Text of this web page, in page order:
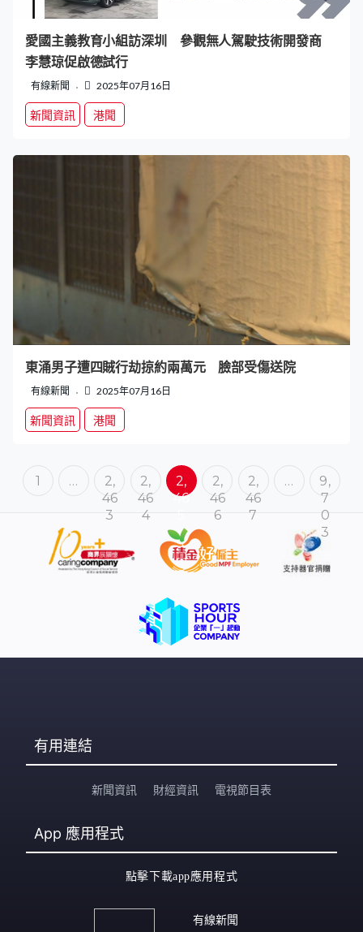
愛國主義教育小組訪深圳 參觀無人駕駛技術開發商
李慧琼促啟德試行
有線新聞 2025年07月16日
新聞資訊 港聞
東涌男子遭四賊行劫掠約兩萬元 臉部受傷送院
有線新聞 2025年07月16日
新聞資訊 港聞
1 …
2,
46
3
2,
46
4
2,
46
2,
46
6
2,
46
7
…
9,
7
0
3
有用連結
新聞資訊 財經資訊 電視節目表
App 應用程式
點擊下載app應用程式
有線新聞